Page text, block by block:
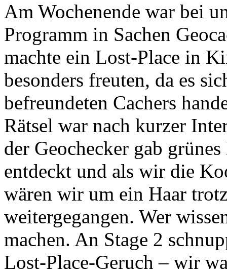
Am Wochenende war bei
Programm in Sachen
machte ein Lost-Place in
besonders freuten, da es
befreundeten Cachers
Rätsel war nach kurzer
der Geochecker gab
entdeckt und als wir die
wären wir um ein Haar
weitergegangen. Wer
machen. An Stage 2
Lost-Place-Geruch – wir